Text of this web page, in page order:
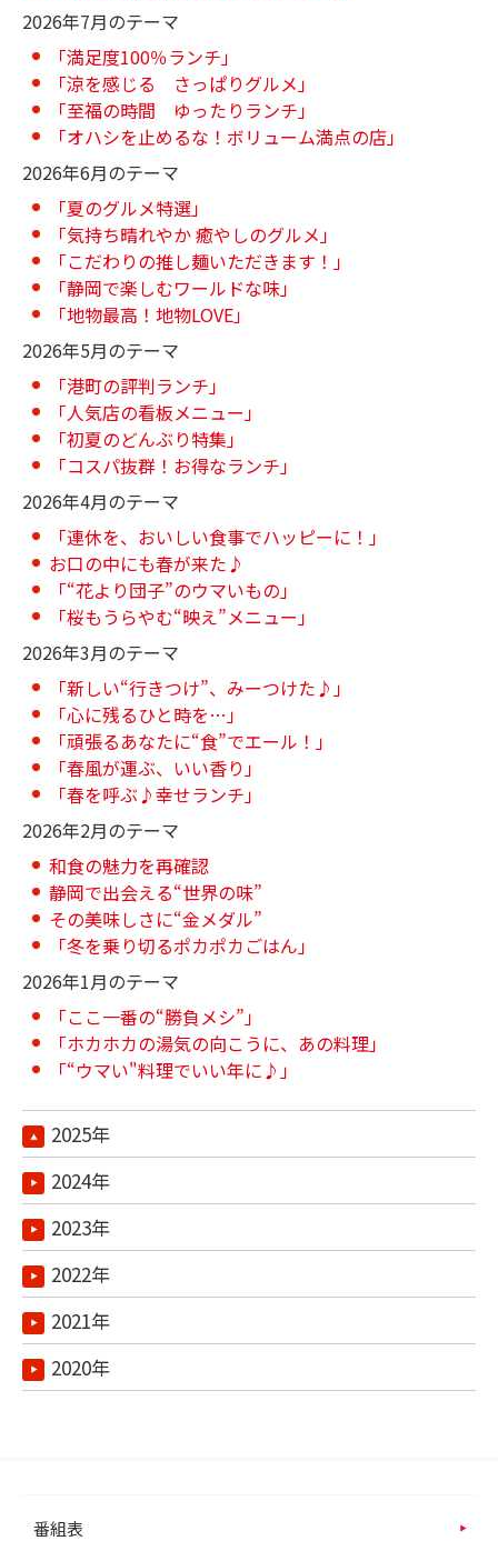
2026年7月のテーマ
「満足度100％ランチ」
「涼を感じる さっぱりグルメ」
「至福の時間 ゆったりランチ」
「オハシを止めるな！ボリューム満点の店」
2026年6月のテーマ
「夏のグルメ特選」
「気持ち晴れやか 癒やしのグルメ」
「こだわりの推し麺いただきます！」
「静岡で楽しむワールドな味」
「地物最高！地物LOVE」
2026年5月のテーマ
「港町の評判ランチ」
「人気店の看板メニュー」
「初夏のどんぶり特集」
「コスパ抜群！お得なランチ」
2026年4月のテーマ
「連休を、おいしい食事でハッピーに！」
お口の中にも春が来た♪
「“花より団子”のウマいもの」
「桜もうらやむ“映え”メニュー」
2026年3月のテーマ
「新しい“行きつけ”、みーつけた♪」
「心に残るひと時を…」
「頑張るあなたに“食”でエール！」
「春風が運ぶ、いい香り」
「春を呼ぶ♪幸せランチ」
2026年2月のテーマ
和食の魅力を再確認
静岡で出会える“世界の味”
その美味しさに“金メダル”
「冬を乗り切るポカポカごはん」
2026年1月のテーマ
「ここ一番の“勝負メシ”」
「ホカホカの湯気の向こうに、あの料理」
「“ウマい"料理でいい年に♪」
2025年
2024年
2023年
2022年
2021年
2020年
番組表